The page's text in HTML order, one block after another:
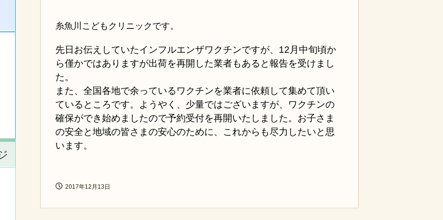
糸魚川こどもクリニックです。
先日お伝えしていたインフルエンザワクチンですが、12月中旬頃か
ら僅かではありますが出荷を再開した業者もあると報告を受けまし
た。
また、全国各地で余っているワクチンを業者に依頼して集めて頂い
ているところです。ようやく、少量ではございますが、ワクチンの
確保ができ始めましたので予約受付を再開いたしました。お子さま
の安全と地域の皆さまの安心のために、これからも尽力したいと思
います。
2017年12月13日